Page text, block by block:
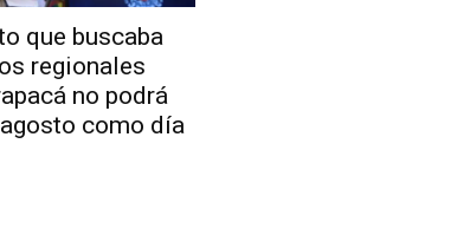
que buscaba
regionales
no podrá
como día